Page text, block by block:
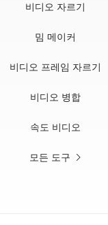
비디오 자르기
밈 메이커
비디오 프레임 자르기
비디오 병합
속도 비디오
모든 도구